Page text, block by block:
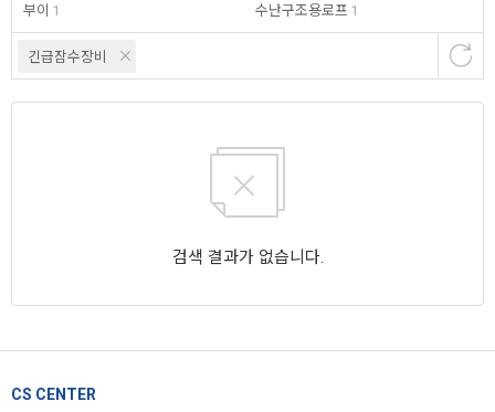
부이 1
수난구조용로프 1
긴급잠수장비
검색 결과가 없습니다.
CS CENTER